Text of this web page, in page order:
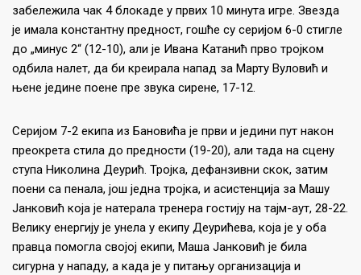
забележила чак 4 блокаде у првих 10 минута игре. Звезда
је имала константну предност, гошће су серијом 6-0 стигле
до „минус 2“ (12-10), али је Ивана Катанић прво тројком
одбила налет, да би креирала напад за Марту Вуловић и
њене једине поене пре звука сирене, 17-12.
Серијом 7-2 екипа из Бановића је први и једини пут након
преокрета стила до предности (19-20), али тада на сцену
ступа Николина Деурић. Тројка, дефанзивни скок, затим
поени са пенала, још једна тројка, и асистенција за Машу
Јанковић која је натерала тренера гостију на тајм-аут, 28-22.
Велику енергију је унела у екипу Деурићева, која је у оба
правца помогла својој екипи, Маша Јанковић је била
сигурна у нападу, а када је у питању организација и